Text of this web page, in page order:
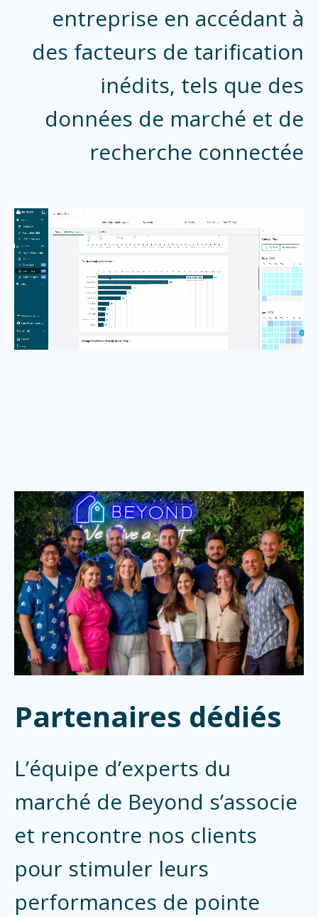
entreprise en accédant à
des facteurs de tarification
inédits, tels que des
données de marché et de
recherche connectée
Partenaires dédiés
L’équipe d’experts du
marché de Beyond s’associe
et rencontre nos clients
pour stimuler leurs
performances de pointe